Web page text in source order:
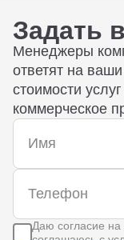
Задать
Менеджеры
ответят на
стоимости
коммерческое
Даю согласие на